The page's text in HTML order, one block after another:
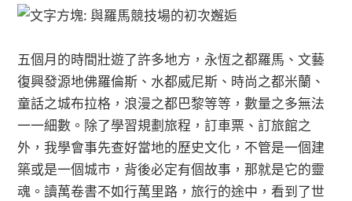
五個月的時間壯遊了許多地方，永恆之都羅馬、文藝
復興發源地佛羅倫斯、水都威尼斯、時尚之都米蘭、
童話之城布拉格，浪漫之都巴黎等等，數量之多無法
一一細數。除了學習規劃旅程，訂車票、訂旅館之
外，我學會事先查好當地的歷史文化，不管是一個建
築或是一個城市，背後必定有個故事，那就是它的靈
魂。讀萬卷書不如行萬里路，旅行的途中，看到了世